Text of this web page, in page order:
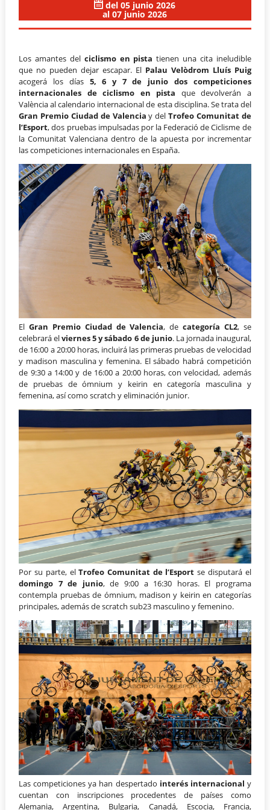
del 05 junio 2026
al 07 junio 2026
Los amantes del ciclismo en pista tienen una cita ineludible
que no pueden dejar escapar. El Palau Velòdrom Lluís Puig
acogerá los días 5, 6 y 7 de junio dos competiciones
internacionales de ciclismo en pista que devolverán a
València al calendario internacional de esta disciplina. Se trata del
Gran Premio Ciudad de Valencia y delTrofeo Comunitat de
l’Esport, dos pruebas impulsadas por la Federació de Ciclisme de
la Comunitat Valenciana dentro de la apuesta por incrementar
las competiciones internacionales en España.
ElGran Premio Ciudad de Valencia, decategoría CL2, se
celebrará elviernes 5 y sábado 6 de junio. La jornada inaugural,
de 16:00 a 20:00 horas, incluirá las primeras pruebas de velocidad
y madison masculina y femenina. El sábado habrá competición
de 9:30 a 14:00 y de 16:00 a 20:00 horas, con velocidad, además
de pruebas de ómnium y keirin en categoría masculina y
femenina, así como scratch y eliminación junior.
Por su parte, elTrofeo Comunitat de l’Esport se disputará el
domingo 7 de junio, de 9:00 a 16:30 horas. El programa
contempla pruebas de ómnium, madison y keirin en categorías
principales, además de scratch sub23 masculino y femenino.
Las competiciones ya han despertado interés internacional y
cuentan con inscripciones procedentes de países como
Alemania, Argentina, Bulgaria, Canadá, Escocia, Francia,